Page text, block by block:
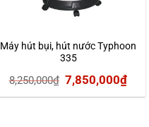
Máy hút bụi, hút nước Typhoon
335
8,250,000₫ Giá
gốc
7,850,000₫Giá